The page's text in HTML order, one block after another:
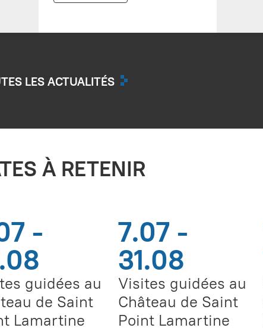
LES ACTUALITÉS
À RETENIR
-
guidées au
de Saint
Lamartine
7.07 -
31.08
Visites guidées au
Château de Saint
Point Lamartine